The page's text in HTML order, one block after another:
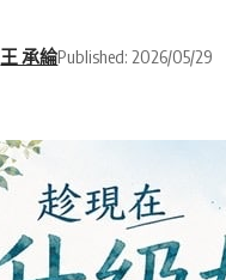
王 承綸Published: 2026/05/29